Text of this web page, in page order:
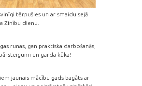
tērpušies un ar smaidu sejā
Zinību dienu.
runas, gan praktiska darbošanās,
un garda kūka!
jaunais mācību gads bagāts ar